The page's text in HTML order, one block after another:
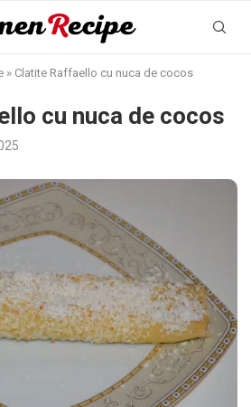
» Clatite Raffaello cu nuca de cocos
cu nuca de cocos